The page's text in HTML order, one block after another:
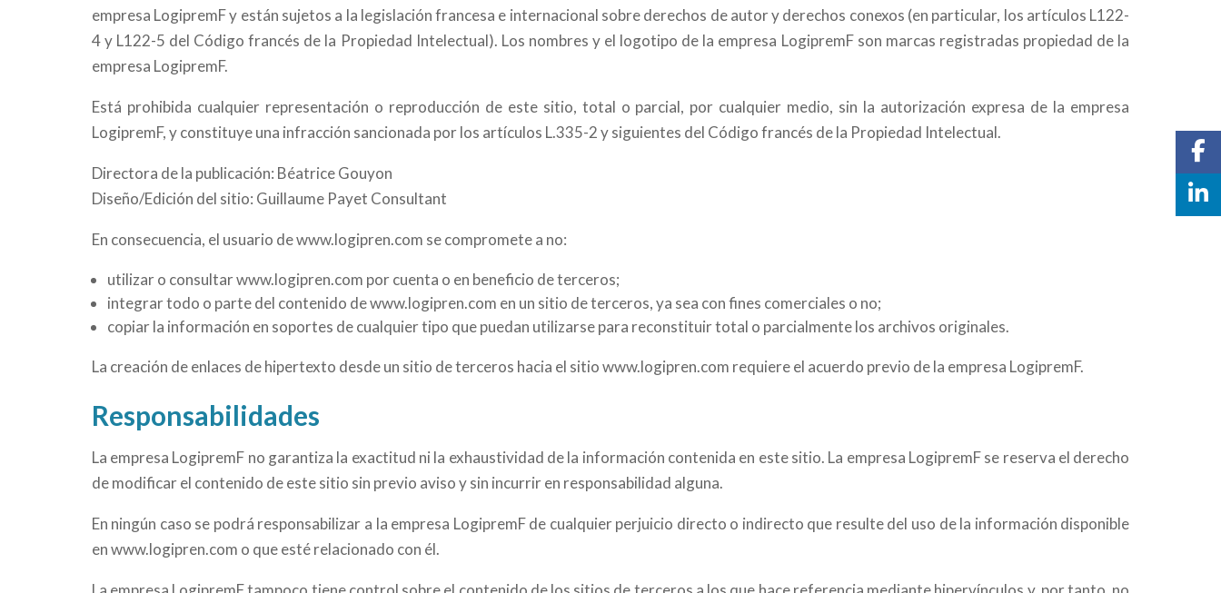
empresa LogipremF y están sujetos a la legislación francesa e internacional sobre derechos de autor y derechos conexos (en particular, los artículos L122-
4 y L122-5 del Código francés de la Propiedad Intelectual). Los nombres y el logotipo de la empresa LogipremF son marcas registradas propiedad de la
empresa LogipremF.
Está prohibida cualquier representación o reproducción de este sitio, total o parcial, por cualquier medio, sin la autorización expresa de la empresa
LogipremF, y constituye una infracción sancionada por los artículos L.335-2 y siguientes del Código francés de la Propiedad Intelectual.
Directora de la publicación: Béatrice Gouyon
Diseño/Edición del sitio: Guillaume Payet Consultant
En consecuencia, el usuario de www.logipren.com se compromete a no:
utilizar o consultar www.logipren.com por cuenta o en beneficio de terceros;
integrar todo o parte del contenido de www.logipren.com en un sitio de terceros, ya sea con fines comerciales o no;
copiar la información en soportes de cualquier tipo que puedan utilizarse para reconstituir total o parcialmente los archivos originales.
La creación de enlaces de hipertexto desde un sitio de terceros hacia el sitio www.logipren.com requiere el acuerdo previo de la empresa LogipremF.
Responsabilidades
La empresa LogipremF no garantiza la exactitud ni la exhaustividad de la información contenida en este sitio. La empresa LogipremF se reserva el derecho
de modificar el contenido de este sitio sin previo aviso y sin incurrir en responsabilidad alguna.
En ningún caso se podrá responsabilizar a la empresa LogipremF de cualquier perjuicio directo o indirecto que resulte del uso de la información disponible
en www.logipren.com o que esté relacionado con él.